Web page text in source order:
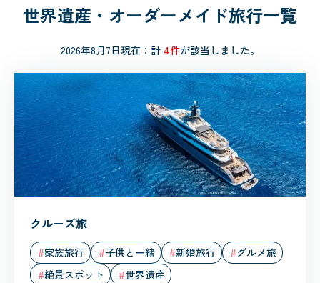
世界遺産・オーダーメイド旅行一覧
2026年8月7日現在：計 4件が該当しました。
クルーズ旅
家族旅行 子供と一緒 新婚旅行
グルメ旅
絶景スポット
世界遺産